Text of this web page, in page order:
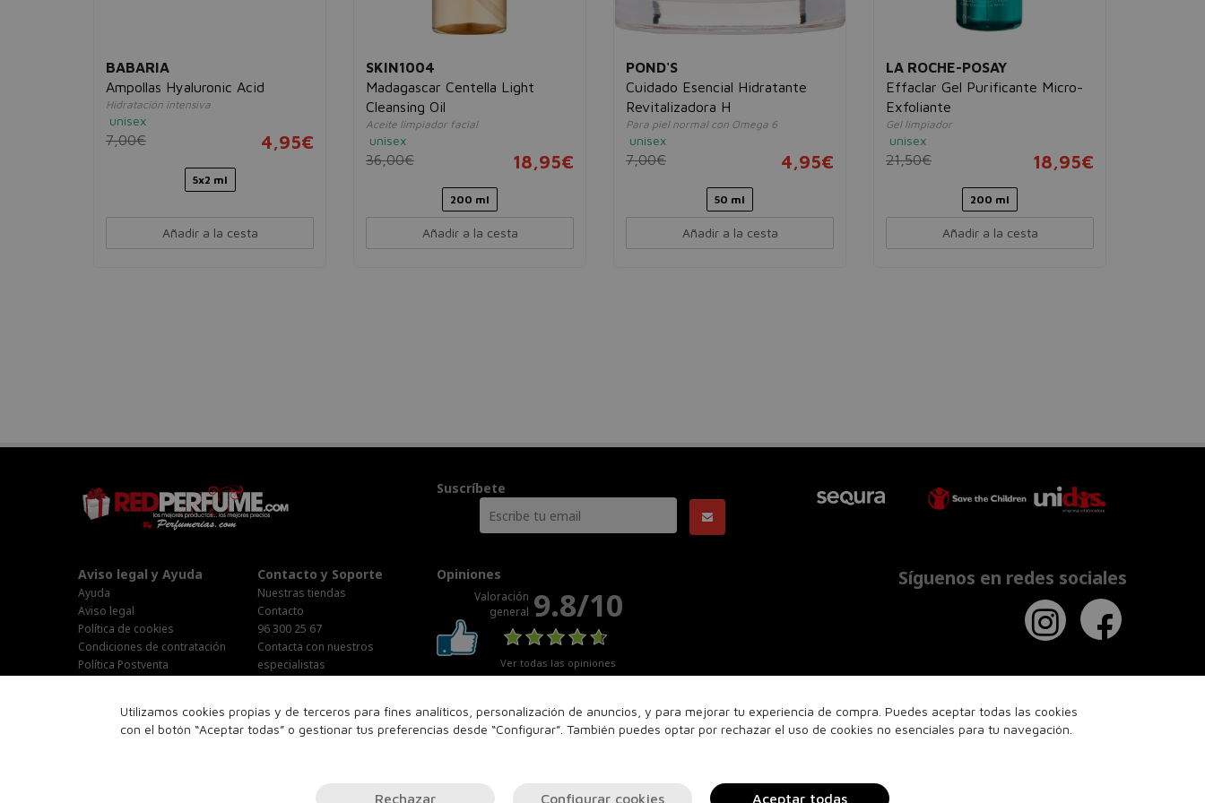
BABARIA
Ampollas Hyaluronic Acid
Hidratación intensiva
unisex
7,00€ 4,95€
5x2 ml
Añadir a la cesta
SKIN1004
Madagascar Centella Light
Cleansing Oil
Aceite limpiador facial
unisex
36,00€ 18,95€
200 ml
Añadir a la cesta
POND'S
Cuidado Esencial Hidratante
Revitalizadora H
Para piel normal con Omega 6
unisex
7,00€ 4,95€
50 ml
Añadir a la cesta
LA ROCHE-POSAY
Effaclar Gel Purificante Micro-
Exfoliante
Gel limpiador
unisex
21,50€ 18,95€
200 ml
Añadir a la cesta
Utilizamos cookies propias y de terceros para fines analíticos, personalización de anuncios, y para mejorar tu experiencia de compra. Puedes aceptar todas las cookies
con el botón “Aceptar todas” o gestionar tus preferencias desde “Configurar”. También puedes optar por rechazar el uso de cookies no esenciales para tu navegación.
Rechazar Configurar cookies Aceptar todas
Suscríbete
Aviso legal y Ayuda
Ayuda
Aviso legal
Política de cookies
Condiciones de contratación
Política Postventa
Contacto y Soporte
Nuestras tiendas
Contacto
96 300 25 67
Contacta con nuestros
especialistas
Lunes-Jueves : 9:00h-19:00h
Viernes : 9:00h-14:00h
Opiniones
Valoración
general 9.8/10
Ver todas las opiniones
Síguenos en redes sociales